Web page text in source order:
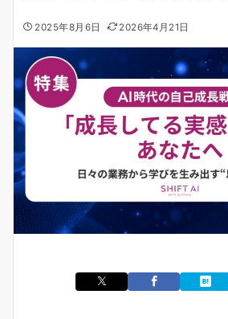
2025年8月6日 2026年4月21日